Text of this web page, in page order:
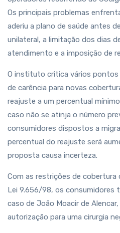
Os principais problemas
aderiu a plano de saúde antes
unilateral, a limitação dos dias
atendimento e a imposição de
O instituto critica vários pontos
de carência para novas
reajuste a um percentual
caso não se atinja o número
consumidores dispostos a
percentual do reajuste será
proposta causa incerteza.
Com as restrições de
Lei 9.656/98, os consumidores
caso de João Moacir de
autorização para uma cirurgia